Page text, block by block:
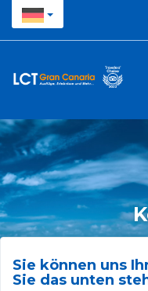
Sie können uns
Sie das unten